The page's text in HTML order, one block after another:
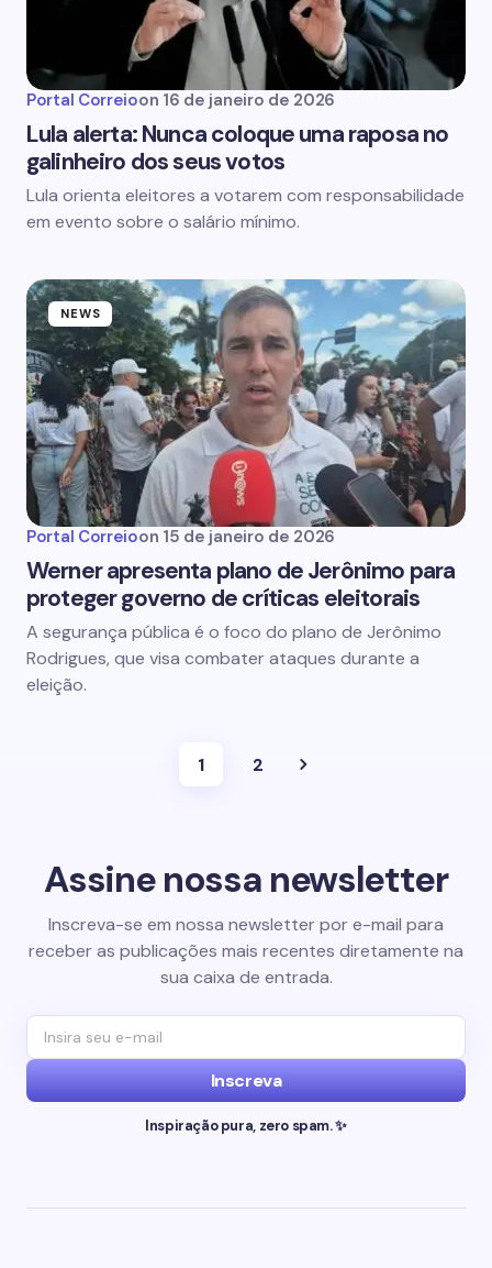
Portal Correioon 16 de janeiro de 2026
Lula alerta: Nunca coloque uma raposa no
galinheiro dos seus votos
Lula orienta eleitores a votarem com responsabilidade
em evento sobre o salário mínimo.
NEWS
Portal Correioon 15 de janeiro de 2026
Werner apresenta plano de Jerônimo para
proteger governo de críticas eleitorais
A segurança pública é o foco do plano de Jerônimo
Rodrigues, que visa combater ataques durante a
eleição.
1 2
Assine nossa newsletter
Inscreva-se em nossa newsletter por e-mail para
receber as publicações mais recentes diretamente na
sua caixa de entrada.
Inscreva
Inspiração pura, zero spam. ✨